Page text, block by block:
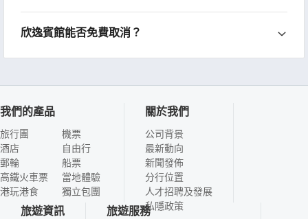
欣逸賓館能否免費取消？
我們的產品
旅行團
酒店
郵輪
高鐵火車票
港玩港食
機票
自由行
船票
當地體驗
獨立包團
關於我們
公司背景
最新動向
新聞發佈
分行位置
人才招聘及發展
私隱政策
旅遊資訊 旅遊服務